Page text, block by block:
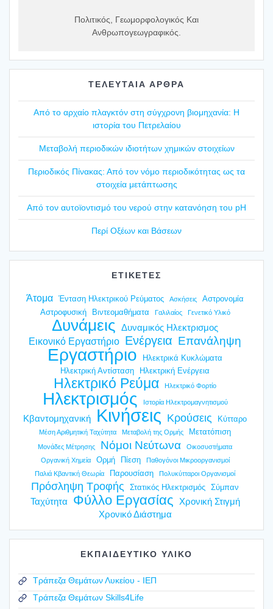
Πολιτικός, Γεωμορφολογικός Και
Ανθρωπογεωγραφικός.
ΤΕΛΕΥΤΑΙΑ ΑΡΘΡΑ
Από το αρχαίο πλαγ­κτόν στη σύγ­χρο­νη βιο­μη­χα­νία: Η
ιστο­ρία του Πετρε­λαί­ου
Mετα­βο­λή περιο­δι­κών ιδιο­τή­των χημι­κών στοι­χεί­ων
Περιο­δι­κός Πίνα­κας: Από τον νόμο περιο­δι­κό­τη­τας ως τα
στοι­χεία μετά­πτω­σης
Από τον αυτοϊ­ο­ντι­σμό του νερού στην κατα­νό­η­ση του pH
Περί Οξέ­ων και Βάσε­ων
ΕΤΙΚΕΤΕΣ
Άτομα Ένταση Ηλεκτρικού Ρεύματος Ασκήσεις
Αστρονομία
Αστροφυσική
Βιντεομαθήματα Γαλιλαίος Γενετικό Υλικό
Δυνάμεις Δυναμικός Ηλεκτρισμος
Εικονικό Εργαστήριο Ενέργεια Επανάληψη
Εργαστήριο
Ηλεκτρικά Κυκλώματα
Ηλεκτρική Αντίσταση
Ηλεκτρική Ενέργεια
Ηλεκτρικό Ρεύμα Ηλεκτρικό Φορτίο
Ηλεκτρισμός Ιστορία Ηλεκτρομαγνητισμού
Κβαντομηχανική Κινήσεις Κρούσεις Κύτταρο
Μέση Αριθμητική Ταχύτητα Μεταβολή της Ορμής Μετατόπιση
Μονάδες Μέτρησης Νόμοι Νεύτωνα
Οικοσυστήματα
Οργανική Χημεία
Ορμή Πίεση
Παθογόνοι Μικροοργανισμοί
Παλιά Κβαντική Θεωρία
Παρουσίαση Πολυκύτταροι Οργανισμοί
Πρόσληψη Τροφής Στατικός Ηλεκτρισμός Σύμπαν
Ταχύτητα Φύλλο Εργασίας
Χρονική Στιγμή
Χρονικό Διάστημα
ΕΚΠΑΙΔΕΥΤΙΚΟ ΥΛΙΚΟ
Τράπεζα Θεμάτων Λυκείου - ΙΕΠ
Τράπεζα Θεμάτων Skills4Life